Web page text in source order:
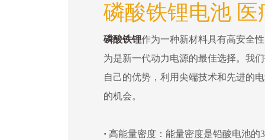
磷酸铁锂电池 医
磷酸铁锂作为一种新材料具有高安全
为是新一代动力电源的最佳选择。我
自己的优势，利用尖端技术和先进的
的机会。
· 高能量密度：能量密度是铅酸电池的